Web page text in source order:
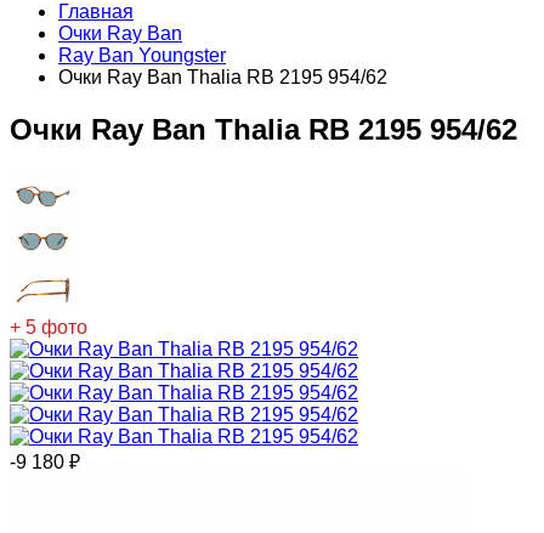
Главная
Очки Ray Ban
Ray Ban Youngster
Очки Ray Ban Thalia RB 2195 954/62
Очки Ray Ban Thalia RB 2195 954/62
+ 5 фото
-9 180 ₽